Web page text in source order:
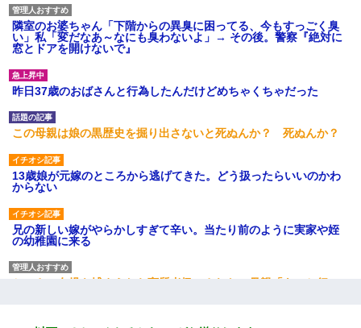
隣室のお婆ちゃん「下階からの異臭に困ってる、今もすっごく臭
い」私「変だなあ～なにも臭わないよ」→ その後。警察『絶対に
窓とドアを開けないで』
昨日37歳のおばさんと行為したんだけどめちゃくちゃだった
この母親は娘の黒歴史を掘り出さないと死ぬんか？ 死ぬんか？
13歳娘が元嫁のところから逃げてきた。どう扱ったらいいのかわ
からない
兄の新しい嫁がやらかしすぎて辛い。当たり前のように実家や姪
の幼稚園に来る
とっさに女児を捕まえたら変質者扱いされた。母親「あっち行っ